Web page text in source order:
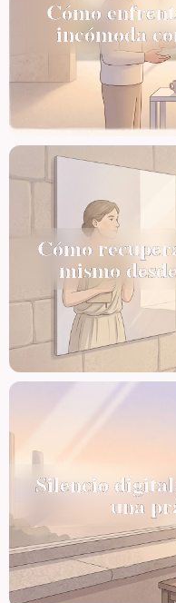
Cómo
incómoda
Cómo
mismo
Silencio
una